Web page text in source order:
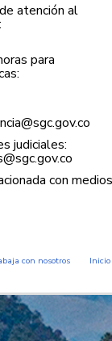
atención al
para
judiciales:
con medios
con nosotros Inicio